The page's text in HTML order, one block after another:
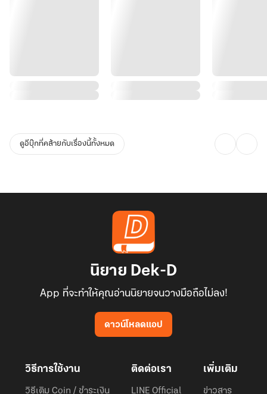
ดูอีบุ๊กที่คล้ายกับเรื่องนี้ทั้งหมด
นิยาย Dek-D
App ที่จะทำให้คุณอ่านนิยายจนวางมือถือไม่ลง!
ดาวน์โหลดแอป
วิธีการใช้งาน
วิธีเติม Coin / ชำระเงิน
ติดต่อเรา
LINE Official
เพิ่มเติม
ข่าวสาร